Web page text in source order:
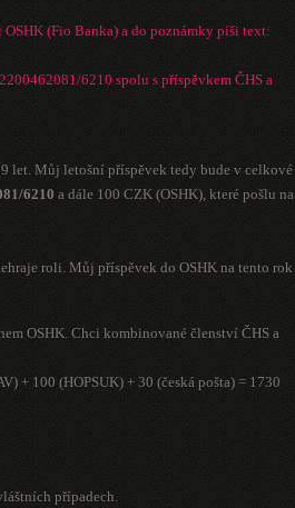
(Fio Banka) a do poznámky píši text:
6210 spolu s příspěvkem ČHS a
let. Můj letošní příspěvek tedy bude v celkové
6210 a dále 100 CZK (OSHK), které pošlu na
roli. Můj příspěvek do OSHK na tento rok
OSHK. Chci kombinované členství ČHS a
+ 100 (HOPSUK) + 30 (česká pošta) = 1730
případech.